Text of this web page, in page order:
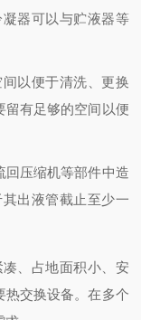
器可以与贮液器等
以便于清洗、更换
留有足够的空间以便
回压缩机等部件中造
出液管截止至少一
、占地面积小、安
热交换设备。在多个